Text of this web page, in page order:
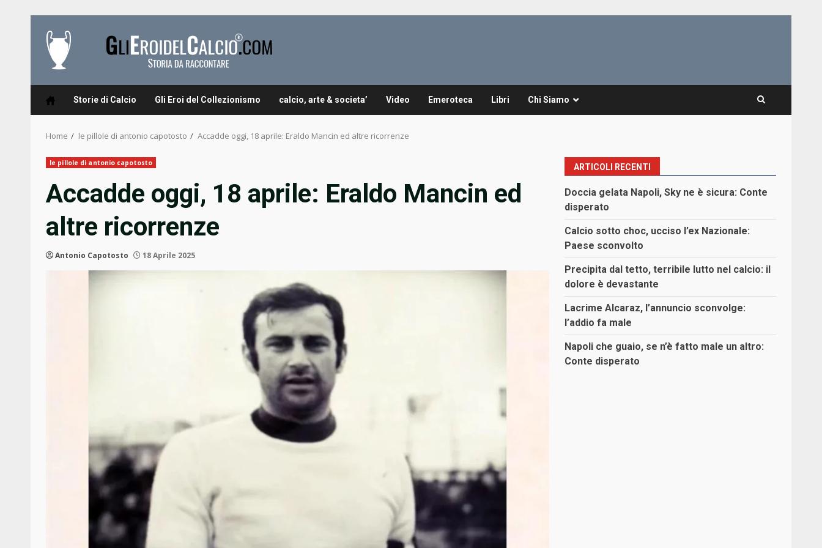
content
Storie di Calcio Gli Eroi del Collezionismo calcio, arte & societa’ Video Emeroteca Libri Chi Siamo
Home le pillole di antonio capotosto Accadde oggi, 18 aprile: Eraldo Mancin ed altre ricorrenze
le pillole di antonio capotosto
Accadde oggi, 18 aprile: Eraldo Mancin ed
altre ricorrenze
Antonio Capotosto 18 Aprile 2025
ARTICOLI RECENTI
Doccia gelata Napoli, Sky ne è sicura: Conte
disperato
Calcio sotto choc, ucciso l’ex Nazionale:
Paese sconvolto
Precipita dal tetto, terribile lutto nel calcio: il
dolore è devastante
Lacrime Alcaraz, l’annuncio sconvolge:
l’addio fa male
Napoli che guaio, se n’è fatto male un altro:
Conte disperato